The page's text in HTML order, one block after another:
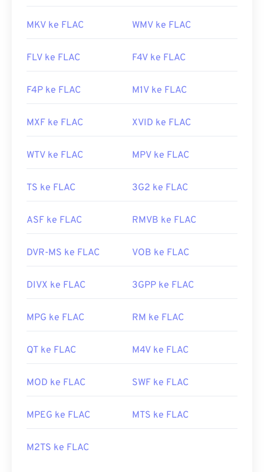
MKV ke FLAC WMV ke FLAC
FLV ke FLAC F4V ke FLAC
F4P ke FLAC M1V ke FLAC
MXF ke FLAC XVID ke FLAC
WTV ke FLAC MPV ke FLAC
TS ke FLAC 3G2 ke FLAC
ASF ke FLAC RMVB ke FLAC
DVR-MS ke FLAC VOB ke FLAC
DIVX ke FLAC 3GPP ke FLAC
MPG ke FLAC RM ke FLAC
QT ke FLAC M4V ke FLAC
MOD ke FLAC SWF ke FLAC
MPEG ke FLAC MTS ke FLAC
M2TS ke FLAC